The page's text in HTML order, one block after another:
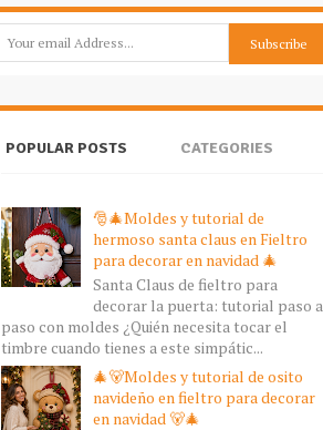
POPULAR POSTS CATEGORIES
🎅🎄Moldes y tutorial de
hermoso santa claus en Fieltro
para decorar en navidad 🎄
Santa Claus de fieltro para
decorar la puerta: tutorial paso a
paso con moldes ¿Quién necesita tocar el
timbre cuando tienes a este simpátic...
🎄🐻Moldes y tutorial de osito
navideño en fieltro para decorar
en navidad 🐻🎄